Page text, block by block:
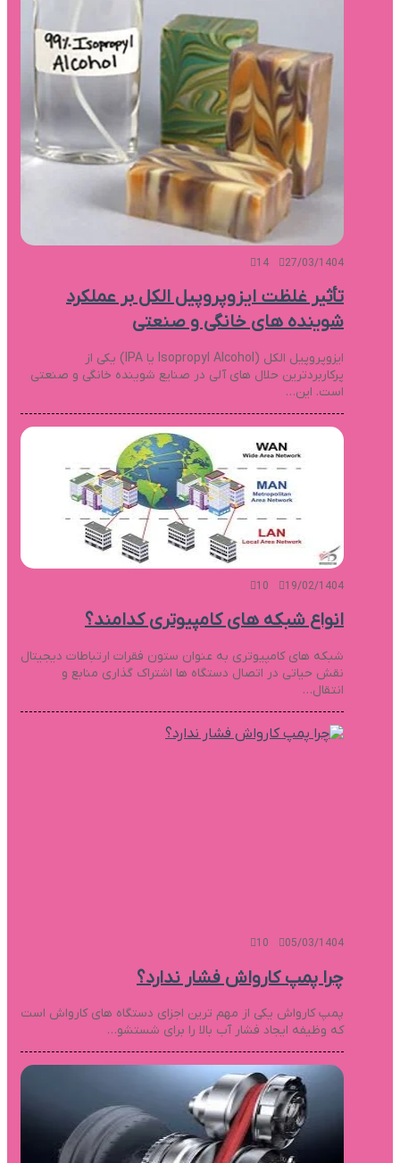
27/03/1404
14
تأثیر غلظت ایزوپروپیل الکل بر عملکرد
شوینده های خانگی و صنعتی
ایزوپروپیل الکل (Isopropyl Alcohol یا IPA) یکی از
پرکاربردترین حلال های آلی در صنایع شوینده خانگی و صنعتی
است. این…
19/02/1404
10
انواع شبکه های کامپیوتری کدامند؟
شبکه های کامپیوتری به عنوان ستون فقرات ارتباطات دیجیتال
نقش حیاتی در اتصال دستگاه ها اشتراک گذاری منابع و
انتقال…
05/03/1404
10
چرا پمپ کارواش فشار ندارد؟
پمپ کارواش یکی از مهم ترین اجزای دستگاه های کارواش است
که وظیفه ایجاد فشار آب بالا را برای شستشو…